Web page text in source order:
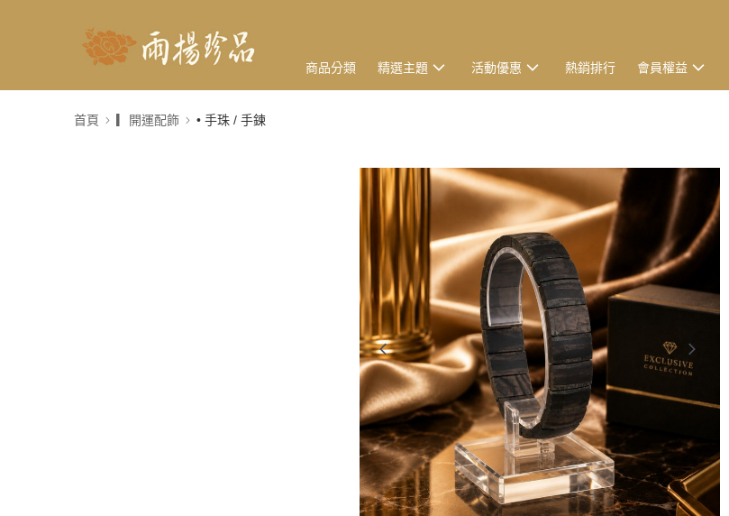
商品分類 精選主題 活動優惠 熱銷排行 會員權益
首頁 ▎開運配飾 • 手珠 / 手鍊